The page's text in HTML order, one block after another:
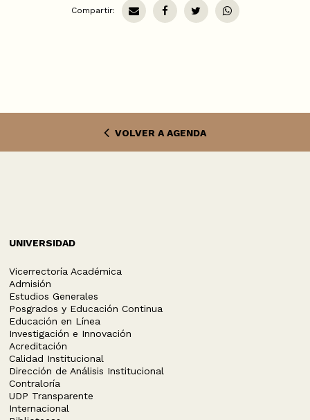
Compartir:
VOLVER A AGENDA
UNIVERSIDAD
Vicerrectoría Académica
Admisión
Estudios Generales
Posgrados y Educación Continua
Educación en Línea
Investigación e Innovación
Acreditación
Calidad Institucional
Dirección de Análisis Institucional
Contraloría
UDP Transparente
Internacional